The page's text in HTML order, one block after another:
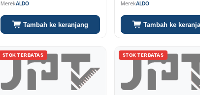
MerekALDO
Tambah ke keranjang
MerekALDO
Tambah ke
STOK TERBATAS STOK TERBATAS